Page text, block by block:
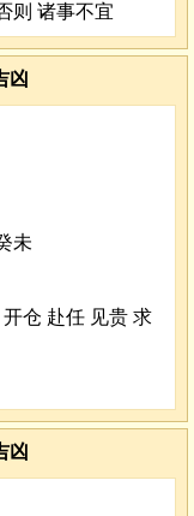
则 诸事不宜
凶
未
仓 赴任 见贵 求
凶